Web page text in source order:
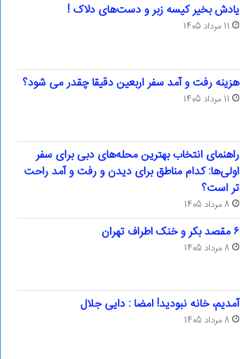
یادش بخیر کیسه‌ زبر و دست‌های دلاک !
11 مرداد 1405
هزینه رفت و آمد سفر اربعین دقیقا چقدر می شود؟
11 مرداد 1405
راهنمای انتخاب بهترین محله‌های دبی برای سفر
اولی‌ها: کدام مناطق برای دیدن و رفت و آمد راحت
تر است؟
8 مرداد 1405
۶ مقصد بکر و خنک اطراف تهران
8 مرداد 1405
آمدیم، خانه نبودید! امضا : دایی جلال
8 مرداد 1405